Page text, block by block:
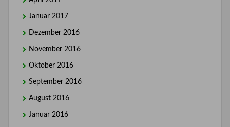
Januar 2017
Dezember 2016
November 2016
Oktober 2016
September 2016
August 2016
Januar 2016